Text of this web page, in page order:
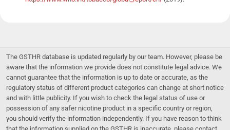
The GSTHR database is updated regularly by our team. However, please be
aware that the information we provide does not constitute legal advice. We
cannot guarantee that the information is up to date or accurate, as the
regulatory status of different product categories can change at short notice
and with little publicity. If you wish to check the legal status of use or
possession of any safer nicotine product in a specific country or region,
you should verify the information independently. If you have reason to think